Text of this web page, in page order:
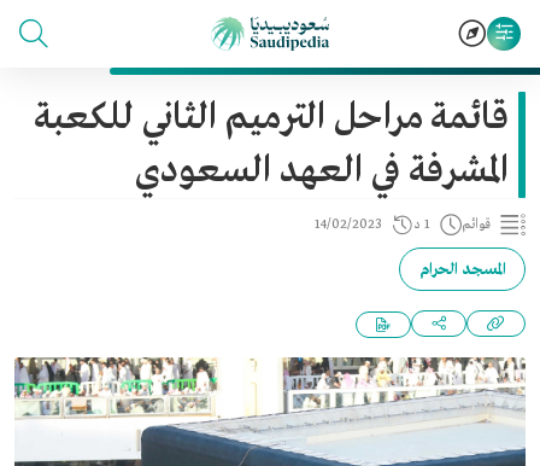
قائمة مراحل الترميم الثاني للكعبة
المشرفة في العهد السعودي
قوائم 1 د 14/02/2023
المسجد الحرام